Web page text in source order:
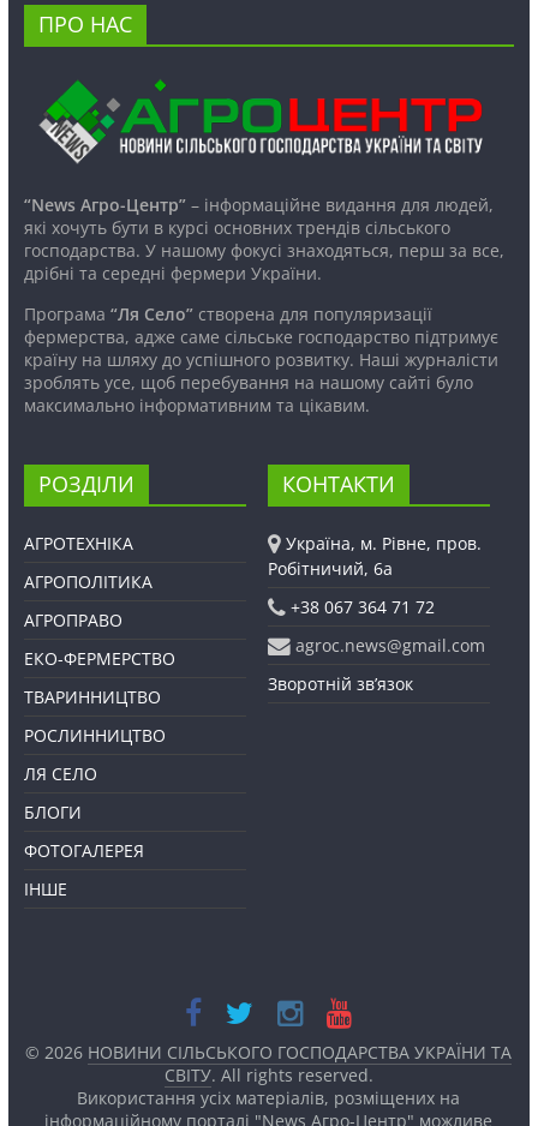
ПРО НАС
“News Агро-Центр”– інформаційне видання для людей,
які хочуть бути в курсі основних трендів сільського
господарства. У нашому фокусі знаходяться, перш за все,
дрібні та середні фермери України.
Програма “Ля Село”створена для популяризації
фермерства, адже саме сільське господарство підтримує
країну на шляху до успішного розвитку. Наші журналісти
зроблять усе, щоб перебування на нашому сайті було
максимально інформативним та цікавим.
РОЗДІЛИ
АГРОТЕХНІКА
АГРОПОЛІТИКА
АГРОПРАВО
ЕКО-ФЕРМЕРСТВО
ТВАРИННИЦТВО
РОСЛИННИЦТВО
ЛЯ СЕЛО
БЛОГИ
ФОТОГАЛЕРЕЯ
ІНШЕ
КОНТАКТИ
Україна, м. Рівне, пров.
Робітничий, 6а
+38 067 364 71 72
agroc.news@gmail.com
Зворотній зв’язок
© 2026 НОВИНИ СІЛЬСЬКОГО ГОСПОДАРСТВА УКРАЇНИ ТА
СВІТУ. All rights reserved.
Використання усіх матеріалів, розміщених на
інформаційному порталі "News Агро-Центр" можливе